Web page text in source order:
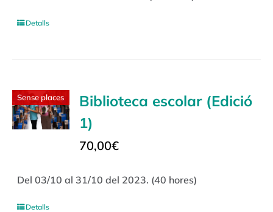
Detalls
Sense places
Biblioteca escolar (Edició
1)
70,00€
Del 03/10 al 31/10 del 2023. (40 hores)
Detalls